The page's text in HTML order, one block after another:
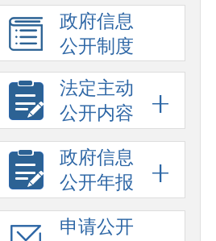
政府信息
公开制度
法定主动
公开内容
政府信息
公开年报
申请公开